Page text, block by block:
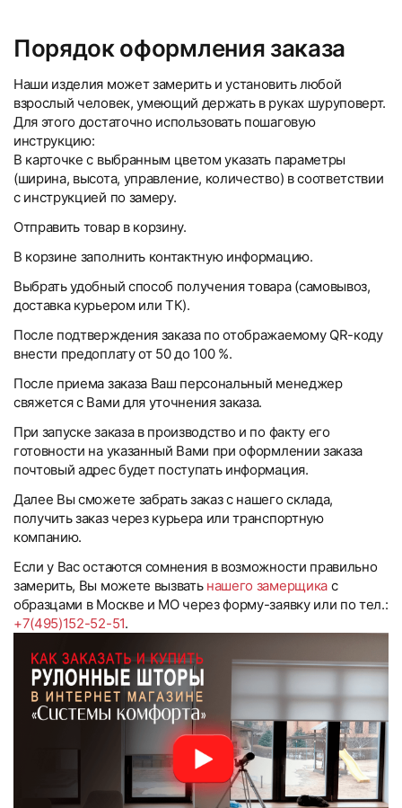
Порядок оформления заказа
Наши изделия может замерить и установить любой
взрослый человек, умеющий держать в руках шуруповерт.
Для этого достаточно использовать пошаговую
инструкцию:
В карточке с выбранным цветом указать параметры
(ширина, высота, управление, количество) в соответствии
с инструкцией по замеру.
Отправить товар в корзину.
В корзине заполнить контактную информацию.
Выбрать удобный способ получения товара (самовывоз,
доставка курьером или ТК).
После подтверждения заказа по отображаемому QR-коду
внести предоплату от 50 до 100 %.
После приема заказа Ваш персональный менеджер
свяжется с Вами для уточнения заказа.
При запуске заказа в производство и по факту его
готовности на указанный Вами при оформлении заказа
почтовый адрес будет поступать информация.
Далее Вы сможете забрать заказ с нашего склада,
получить заказ через курьера или транспортную
компанию.
Если у Вас остаются сомнения в возможности правильно
замерить, Вы можете вызвать нашего замерщикас
образцами в Москве и МО через форму-заявку или по тел.:
+7(495)152-52-51.